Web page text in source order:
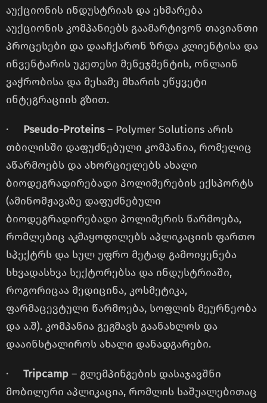
აუქციონის ინდუსტრიას და ეხმარება
აუქციონის კომპანიებს გაამარტივონ თავიანთი
პროცესები და დააჩქარონ ზრდა კლიენტისა და
ინვენტარის უკეთესი მენეჯმენტის, ონლაინ
ვაჭრობისა და მესამე მხარის უწყვეტი
ინტეგრაციის გზით.
· Pseudo-Proteins– Polymer Solutions არის
თბილისში დაფუძნებული კომპანია, რომელიც
აწარმოებს და ახორციელებს ახალი
ბიოდეგრადირებადი პოლიმერების ექსპორტს
(ამინომჟავაზე დაფუძნებული
ბიოდეგრადირებადი პოლიმერის წარმოება,
რომლებიც აკმაყოფილებს აპლიკაციის ფართო
სპექტრს და სულ უფრო მეტად გამოიყენება
სხვადასხვა სექტორებსა და ინდუსტრიაში,
როგორიცაა მედიცინა, კოსმეტიკა,
ფარმაცევტული წარმოება, სოფლის მეურნეობა
და ა.შ). კომპანია გეგმავს გაანახლოს და
დააინსტალიროს ახალი დანადგარები.
· Tripcamp – გლემპინგების დასაჯავშნი
მობილური აპლიკაცია, რომლის საშუალებითაც